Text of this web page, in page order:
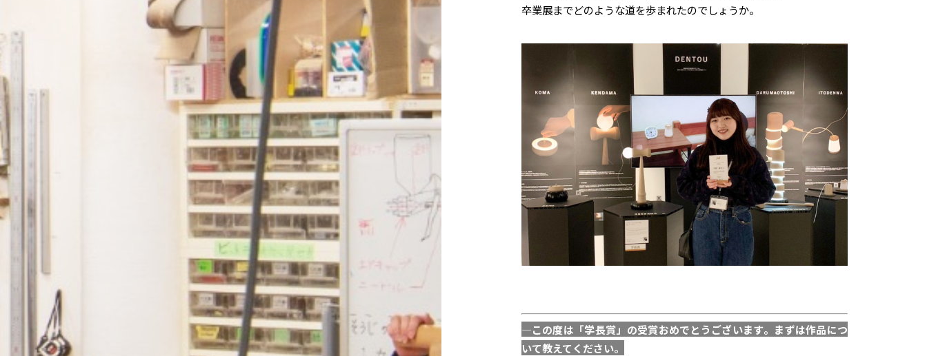
卒業展までどのような道を歩まれたのでしょうか。
—この度は「学長賞」の受賞おめでとうございます。 まずは作品につ
いて教えてください。